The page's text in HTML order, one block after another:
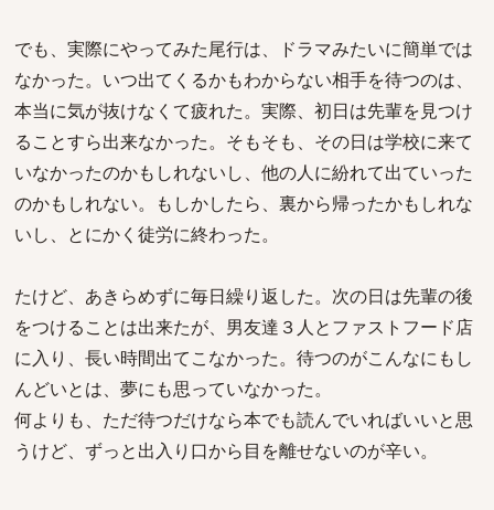
でも、実際にやってみた尾行は、ドラマみたいに簡単では
なかった。いつ出てくるかもわからない相手を待つのは、
本当に気が抜けなくて疲れた。実際、初日は先輩を見つけ
ることすら出来なかった。そもそも、その日は学校に来て
いなかったのかもしれないし、他の人に紛れて出ていった
のかもしれない。もしかしたら、裏から帰ったかもしれな
いし、とにかく徒労に終わった。
たけど、あきらめずに毎日繰り返した。次の日は先輩の後
をつけることは出来たが、男友達３人とファストフード店
に入り、長い時間出てこなかった。待つのがこんなにもし
んどいとは、夢にも思っていなかった。
何よりも、ただ待つだけなら本でも読んでいればいいと思
うけど、ずっと出入り口から目を離せないのが辛い。